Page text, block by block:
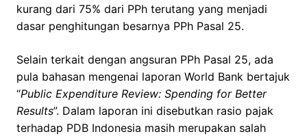
kurang dari 75% dari PPh terutang yang menjadi
dasar penghitungan besarnya PPh Pasal 25.
Selain terkait dengan angsuran PPh Pasal 25, ada
pula bahasan mengenai laporan World Bank bertajuk
“Public Expenditure Review: Spending for Better
Results”. Dalam laporan ini disebutkan rasio pajak
terhadap PDB Indonesia masih merupakan salah